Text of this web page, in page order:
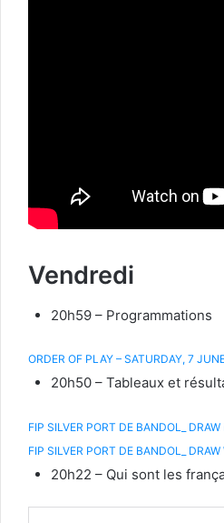
Vendredi
20h59 – Programmations
ORDER OF PLAY – SATURDAY, 7
20h50 – Tableaux et
FIP SILVER PORT DE BANDOL_
FIP SILVER PORT DE BANDOL_ DRAW
20h22 – Qui sont les